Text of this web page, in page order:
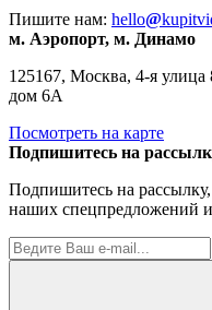
Пишите нам: hello@
м. Аэропорт, м. Динамо
125167, Москва, 4-я улица
дом 6А
Посмотреть на карте
Подпишитесь на
Подпишитесь на
наших спецпредложений